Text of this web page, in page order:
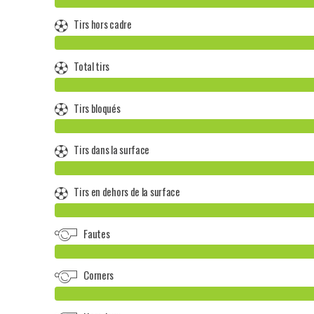
Tirs hors cadre
Total tirs
Tirs bloqués
Tirs dans la surface
Tirs en dehors de la surface
Fautes
Corners